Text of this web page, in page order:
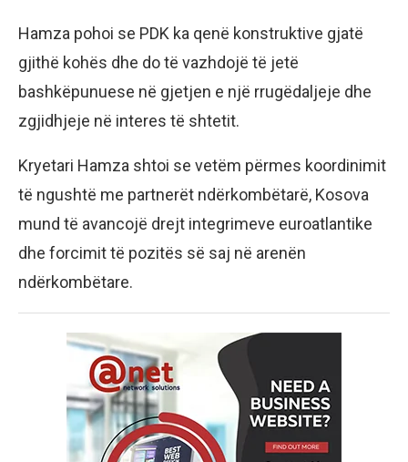
Hamza pohoi se PDK ka qenë konstruktive gjatë
gjithë kohës dhe do të vazhdojë të jetë
bashkëpunuese në gjetjen e një rrugëdaljeje dhe
zgjidhjeje në interes të shtetit.
Kryetari Hamza shtoi se vetëm përmes koordinimit
të ngushtë me partnerët ndërkombëtarë, Kosova
mund të avancojë drejt integrimeve euroatlantike
dhe forcimit të pozitës së saj në arenën
ndërkombëtare.